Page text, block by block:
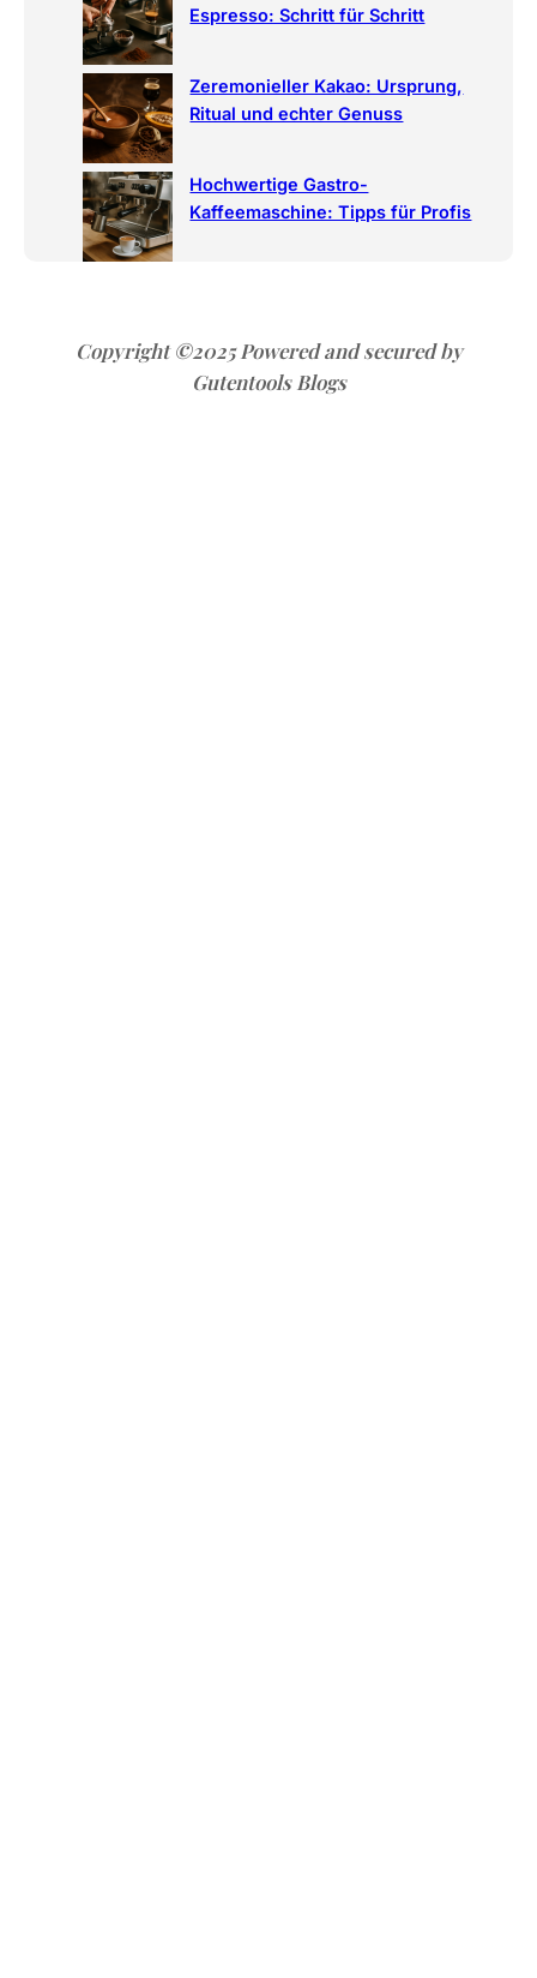
Espresso: Schritt für Schritt
Zeremonieller Kakao: Ursprung,
Ritual und echter Genuss
Hochwertige Gastro-
Kaffeemaschine: Tipps für Profis
Copyright ©2025 Powered and secured by
Gutentools Blogs